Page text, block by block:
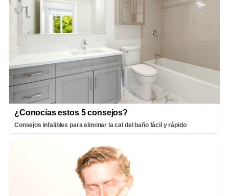
¿Conocías estos 5 consejos?
Consejos infalibles para eliminar la cal del baño fácil y rápido